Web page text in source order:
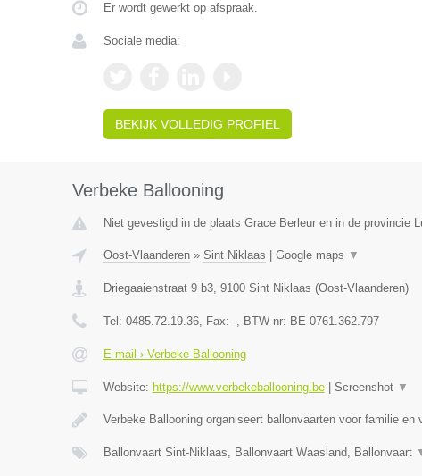
Er wordt gewerkt op afspraak.
Sociale media:
BEKIJK VOLLEDIG PROFIEL
Verbeke Ballooning
Niet gevestigd in de plaats Grace Berleur en in de provincie
Oost-Vlaanderen» Sint Niklaas Google maps ▼
Driegaaienstraat 9 b3, 9100 Sint Niklaas (Oost-Vlaanderen)
Tel: 0485.72.19.36, Fax: -, BTW-nr: BE 0761.362.797
E-mail › Verbeke Ballooning
Website: https://www.verbekeballooning.be| Screenshot ▼
Verbeke Ballooning organiseert ballonvaarten voor familie en
Ballonvaart Sint-Niklaas, Ballonvaart Waasland, Ballonvaart